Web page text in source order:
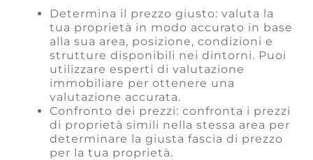
Determina il prezzo giusto: valuta la
tua proprietà in modo accurato in base
alla sua area, posizione, condizioni e
strutture disponibili nei dintorni. Puoi
utilizzare esperti di valutazione
immobiliare per ottenere una
valutazione accurata.
Confronto dei prezzi: confronta i prezzi
di proprietà simili nella stessa area per
determinare la giusta fascia di prezzo
per la tua proprietà.